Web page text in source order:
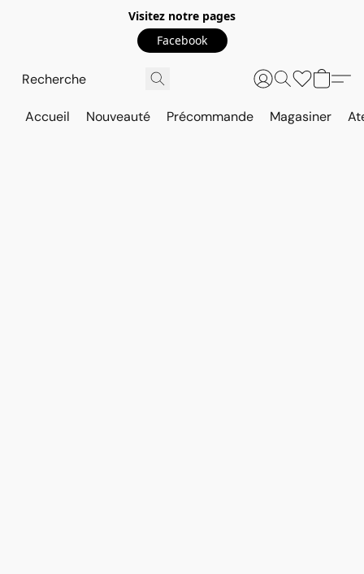
Visitez notre pages
Facebook
Accueil Nouveauté Précommande Magasiner